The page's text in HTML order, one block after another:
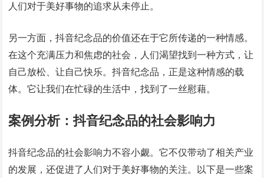
人们对于美好事物的追求从未停止。
另一方面，抖音纪念品的价值还在于它所传递的一种情感。
在这个充满压力和焦虑的社会，人们渴望找到一种方式，让
自己放松、让自己快乐。抖音纪念品，正是这种情感的载
体。它让我们在忙碌的生活中，找到了一丝慰藉。
案例分析：抖音纪念品的社会影响力
抖音纪念品的社会影响力不容小觑。它不仅带动了相关产业
的发展，还促进了人们对于美好事物的关注。以下是一些案